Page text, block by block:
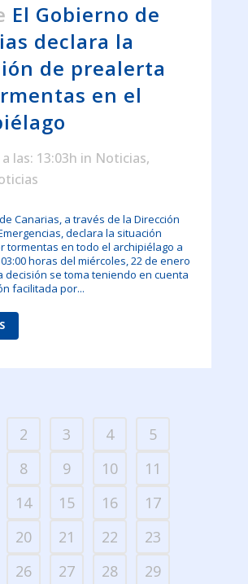
El Gobierno de
declara la
de prealerta
en el
las: 13:03h in Noticias,
Canarias, a través de la Dirección
declara la situación
tormentas en todo el archipiélago a
horas del miércoles, 22 de enero
decisión se toma teniendo en cuenta
facilitada por...
2 3 4
5
8 9 10
11
14 15 16
17
20 21 22
23
26 27 28
29